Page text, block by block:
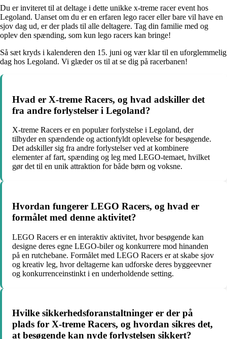
Du er inviteret til at deltage i dette unikke x-treme racer event hos
Legoland. Uanset om du er en erfaren lego racer eller bare vil have en
sjov dag ud, er der plads til alle deltagere. Tag din familie med og
oplev den spænding, som kun lego racers kan bringe!
Så sæt kryds i kalenderen den 15. juni og vær klar til en uforglemmelig
dag hos Legoland. Vi glæder os til at se dig på racerbanen!
Hvad er X-treme Racers, og hvad adskiller det
fra andre forlystelser i Legoland?
X-treme Racers er en populær forlystelse i Legoland, der
tilbyder en spændende og actionfyldt oplevelse for besøgende.
Det adskiller sig fra andre forlystelser ved at kombinere
elementer af fart, spænding og leg med LEGO-temaet, hvilket
gør det til en unik attraktion for både børn og voksne.
Hvordan fungerer LEGO Racers, og hvad er
formålet med denne aktivitet?
LEGO Racers er en interaktiv aktivitet, hvor besøgende kan
designe deres egne LEGO-biler og konkurrere mod hinanden
på en rutchebane. Formålet med LEGO Racers er at skabe sjov
og kreativ leg, hvor deltagerne kan udforske deres byggeevner
og konkurrenceinstinkt i en underholdende setting.
Hvilke sikkerhedsforanstaltninger er der på
plads for X-treme Racers, og hvordan sikres det,
at besøgende kan nyde forlystelsen sikkert?